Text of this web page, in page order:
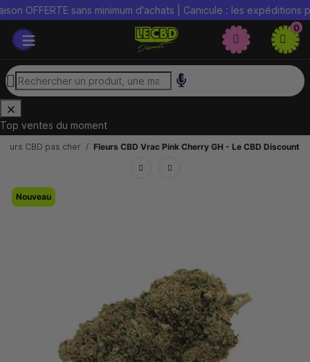
sans minimum d'achats | Canicule : les expéditions peuvent
0
Top ventes du moment
CBD pas cher Fleurs CBD Vrac Pink Cherry GH - Le CBD Discount
Nouveau